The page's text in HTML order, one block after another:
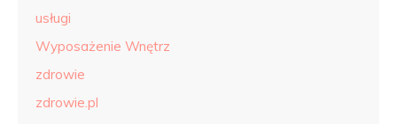
usługi
Wyposażenie Wnętrz
zdrowie
zdrowie.pl